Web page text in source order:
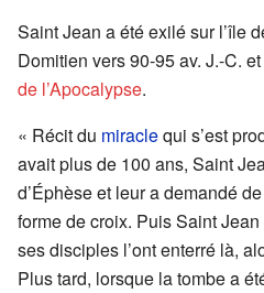
Saint Jean a été exilé sur l’île
Domitien vers 90-95 av. J.-C.
de l’Apocalypse.
« Récit du miraclequi s’est
avait plus de 100 ans, Saint
d’Éphèse et leur a demandé
forme de croix. Puis Saint
ses disciples l’ont enterré là,
Plus tard, lorsque la tombe a